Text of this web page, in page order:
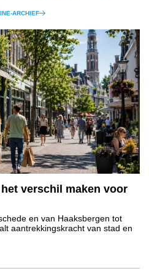
ARCHIEF
verschil maken voor
en van Haaksbergen tot
aantrekkingskracht van stad en